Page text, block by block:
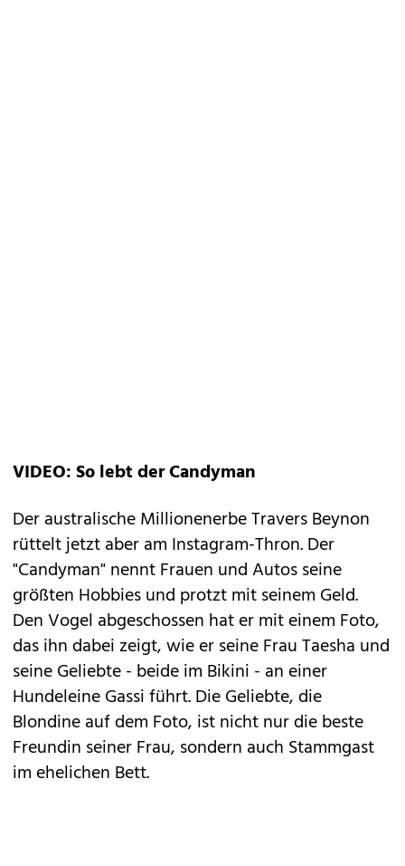
VIDEO: So lebt der Candyman
Der australische Millionenerbe Travers Beynon
rüttelt jetzt aber am Instagram-Thron. Der
"Candyman" nennt Frauen und Autos seine
größten Hobbies und protzt mit seinem Geld.
Den Vogel abgeschossen hat er mit einem Foto,
das ihn dabei zeigt, wie er seine Frau Taesha und
seine Geliebte - beide im Bikini - an einer
Hundeleine Gassi führt. Die Geliebte, die
Blondine auf dem Foto, ist nicht nur die beste
Freundin seiner Frau, sondern auch Stammgast
im ehelichen Bett.